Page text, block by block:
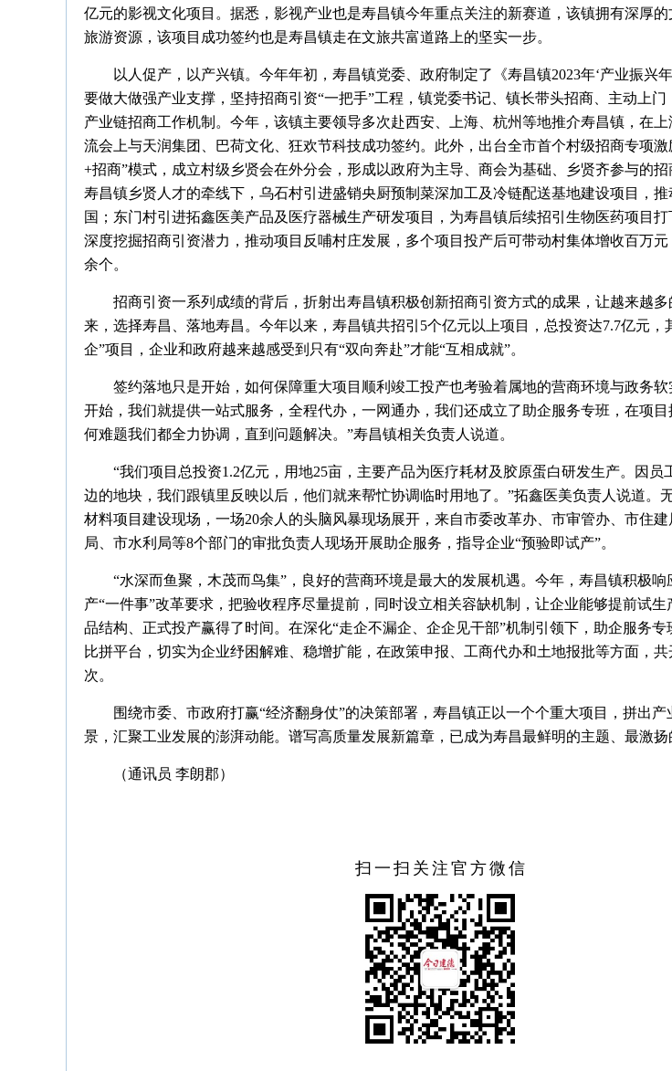
亿元的影视文化项目。据悉，影视产业也是寿昌镇今年重点关注的新赛道，该镇拥有深厚
旅游资源，该项目成功签约也是寿昌镇走在文旅共富道路上的坚实一步。
以人促产，以产兴镇。今年年初，寿昌镇党委、政府制定了《寿昌镇2023年‘产业振兴
要做大做强产业支撑，坚持招商引资“一把手”工程，镇党委书记、镇长带头招商、主动上门
产业链招商工作机制。今年，该镇主要领导多次赴西安、上海、杭州等地推介寿昌镇，在
流会上与天润集团、巴荷文化、狂欢节科技成功签约。此外，出台全市首个村级招商专项激
+招商”模式，成立村级乡贤会在外分会，形成以政府为主导、商会为基础、乡贤齐参与的
寿昌镇乡贤人才的牵线下，乌石村引进盛销央厨预制菜深加工及冷链配送基地建设项目，
国；东门村引进拓鑫医美产品及医疗器械生产研发项目，为寿昌镇后续招引生物医药项目
深度挖掘招商引资潜力，推动项目反哺村庄发展，多个项目投产后可带动村集体增收百万
余个。
招商引资一系列成绩的背后，折射出寿昌镇积极创新招商引资方式的成果，让越来越
来，选择寿昌、落地寿昌。今年以来，寿昌镇共招引5个亿元以上项目，总投资达7.7亿元，
企”项目，企业和政府越来越感受到只有“双向奔赴”才能“互相成就”。
签约落地只是开始，如何保障重大项目顺利竣工投产也考验着属地的营商环境与政务软
开始，我们就提供一站式服务，全程代办，一网通办，我们还成立了助企服务专班，在项
何难题我们都全力协调，直到问题解决。”寿昌镇相关负责人说道。
“我们项目总投资1.2亿元，用地25亩，主要产品为医疗耗材及胶原蛋白研发生产。因员
边的地块，我们跟镇里反映以后，他们就来帮忙协调临时用地了。”拓鑫医美负责人说道。
材料项目建设现场，一场20余人的头脑风暴现场展开，来自市委改革办、市审管办、市住
局、市水利局等8个部门的审批负责人现场开展助企服务，指导企业“预验即试产”。
“水深而鱼聚，木茂而鸟集”，良好的营商环境是最大的发展机遇。今年，寿昌镇积极响
产“一件事”改革要求，把验收程序尽量提前，同时设立相关容缺机制，让企业能够提前试
品结构、正式投产赢得了时间。在深化“走企不漏企、企企见干部”机制引领下，助企服务专
比拼平台，切实为企业纾困解难、稳增扩能，在政策申报、工商代办和土地报批等方面，共
次。
围绕市委、市政府打赢“经济翻身仗”的决策部署，寿昌镇正以一个个重大项目，拼出产
景，汇聚工业发展的澎湃动能。谱写高质量发展新篇章，已成为寿昌最鲜明的主题、最激扬
（通讯员 李朗郡）
扫一扫关注官方微信